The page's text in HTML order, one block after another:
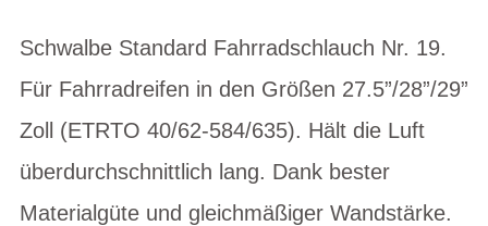
Schwalbe Standard Fahrradschlauch Nr. 19.
Für Fahrradreifen in den Größen 27.5”/28”/29”
Zoll (ETRTO 40/62-584/635). Hält die Luft
überdurchschnittlich lang. Dank bester
Materialgüte und gleichmäßiger Wandstärke.